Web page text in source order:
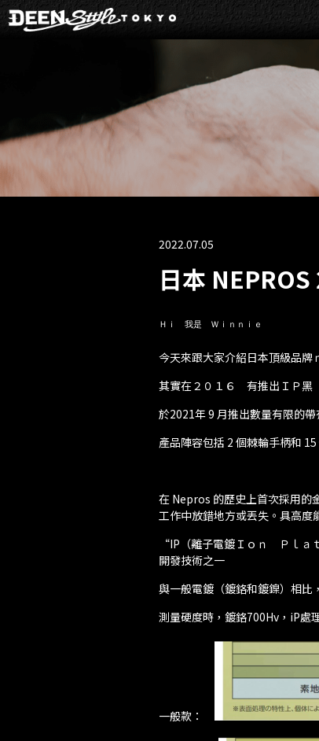
2022.07.05
日本
Ｈｉ　我是　Ｗｉｎｎｉｅ
今天來跟大家介紹日本頂級品牌
其實在２０１６ 有推出ＩＰ
於2021年 9 月推出數量有限的
產品陣容包括 2 個棘輪手柄和
在 Nepros 的歷史上首次採用的
工作中放錯地方或丟失。具高度
“IP（離子電鍍Ｉｏｎ Ｐｌａ
開發技術之一
與一般電鍍（鍍鉻和鍍鎳）相比
測量硬度時，鍍鉻700Hv，iP處
一般款：